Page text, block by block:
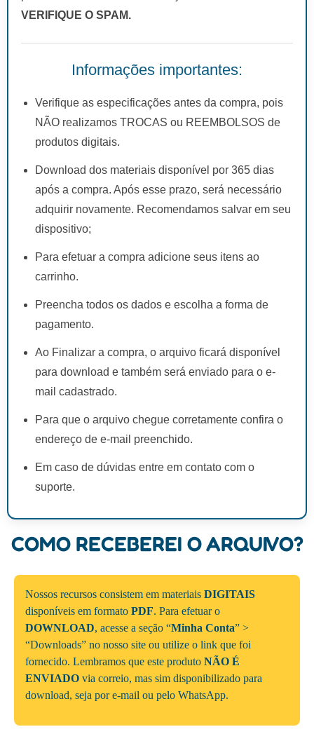
VERIFIQUE O SPAM.
Informações importantes:
Verifique as especificações antes da compra, pois
NÃO realizamos TROCAS ou REEMBOLSOS de
produtos digitais.
Download dos materiais disponível por 365 dias
após a compra. Após esse prazo, será necessário
adquirir novamente. Recomendamos salvar em seu
dispositivo;
Para efetuar a compra adicione seus itens ao
carrinho.
Preencha todos os dados e escolha a forma de
pagamento.
Ao Finalizar a compra, o arquivo ficará disponível
para download e também será enviado para o e-
mail cadastrado.
Para que o arquivo chegue corretamente confira o
endereço de e-mail preenchido.
Em caso de dúvidas entre em contato com o
suporte.
COMO RECEBEREI O ARQUIVO?
Nossos recursos consistem em materiais DIGITAIS
disponíveis em formato PDF. Para efetuar o
DOWNLOAD, acesse a seção “Minha Conta” >
“Downloads” no nosso site ou utilize o link que foi
fornecido. Lembramos que este produto NÃO É
ENVIADO via correio, mas sim disponibilizado para
download, seja por e-mail ou pelo WhatsApp.